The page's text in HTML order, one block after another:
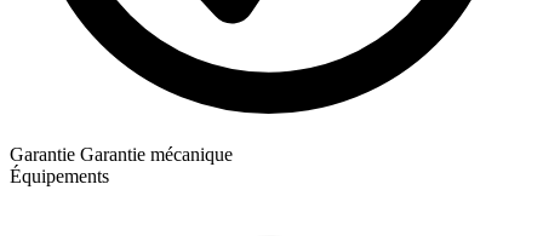
Garantie Garantie mécanique
Équipements